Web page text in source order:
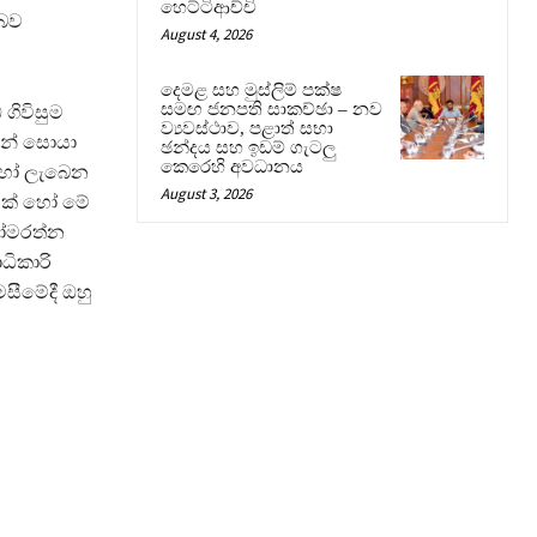
ගිවිසුම
සොයා
ලැබෙන
හෝ මේ
ඔහු
හෙට්ටිආච්චි
August 4, 2026
දෙමළ සහ මුස්ලිම් පක්ෂ
සමඟ ජනපති සාකච්ඡා – නව
ව්‍යවස්ථාව, පළාත් සභා
ඡන්දය සහ ඉඩම් ගැටලු
කෙරෙහි අවධානය
August 3, 2026